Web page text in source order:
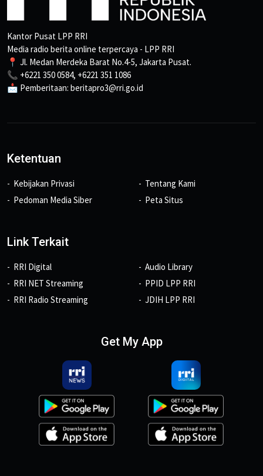
Kantor Pusat LPP RRI
Media radio berita online terpercaya - LPP RRI
📍 Jl. Medan Merdeka Barat No.4-5, Jakarta Pusat.
📞 +6221 350 0584, +6221 351 1086
📩 Pemberitaan: beritapro3@rri.go.id
Ketentuan
Kebijakan Privasi
Pedoman Media Siber
Tentang Kami
Peta Situs
Link Terkait
RRI Digital
RRI NET Streaming
RRI Radio Streaming
Audio Library
PPID LPP RRI
JDIH LPP RRI
Get My App